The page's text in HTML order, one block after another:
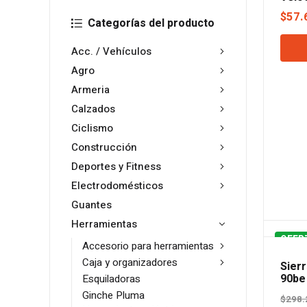
Categorías del producto
Acc. / Vehículos
Agro
Armeria
Calzados
Ciclismo
Construcción
Deportes y Fitness
Electrodomésticos
Guantes
Herramientas
Accesorio para herramientas
Caja y organizadores
Esquiladoras
Ginche Pluma
&
$
$